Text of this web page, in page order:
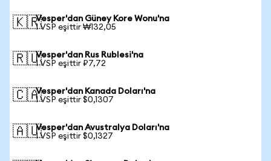
🇰🇷Vesper'dan Güney Kore Wonu'na
1 VSP eşittir ₩132,05
🇷🇺Vesper'dan Rus Rublesi'na
1 VSP eşittir ₽7,72
🇨🇦Vesper'dan Kanada Doları'na
1 VSP eşittir $0,1307
🇦🇺Vesper'dan Avustralya Doları'na
1 VSP eşittir $0,1327